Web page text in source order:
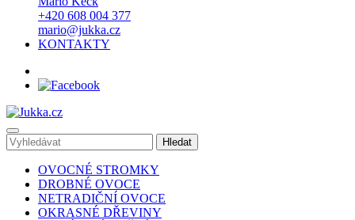
+420 608 004 377
mario@jukka.cz
KONTAKTY
OVOCNÉ STROMKY
DROBNÉ OVOCE
NETRADIČNÍ OVOCE
OKRASNÉ DŘEVINY